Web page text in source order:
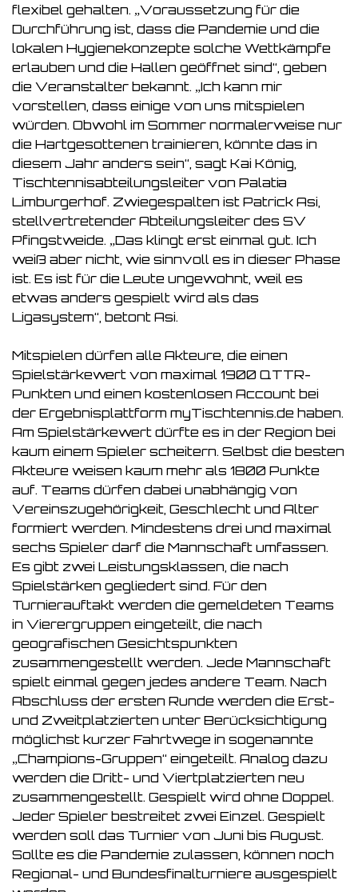
flexibel gehalten. „Voraussetzung für die
Durchführung ist, dass die Pandemie und die
lokalen Hygienekonzepte solche Wettkämpfe
erlauben und die Hallen geöffnet sind“, geben
die Veranstalter bekannt. „Ich kann mir
vorstellen, dass einige von uns mitspielen
würden. Obwohl im Sommer normalerweise nur
die Hartgesottenen trainieren, könnte das in
diesem Jahr anders sein“, sagt Kai König,
Tischtennisabteilungsleiter von Palatia
Limburgerhof. Zwiegespalten ist Patrick Asi,
stellvertretender Abteilungsleiter des SV
Pfingstweide. „Das klingt erst einmal gut. Ich
weiß aber nicht, wie sinnvoll es in dieser Phase
ist. Es ist für die Leute ungewohnt, weil es
etwas anders gespielt wird als das
Ligasystem“, betont Asi.
Mitspielen dürfen alle Akteure, die einen
Spielstärkewert von maximal 1900 QTTR-
Punkten und einen kostenlosen Account bei
der Ergebnisplattform myTischtennis.de haben.
Am Spielstärkewert dürfte es in der Region bei
kaum einem Spieler scheitern. Selbst die besten
Akteure weisen kaum mehr als 1800 Punkte
auf. Teams dürfen dabei unabhängig von
Vereinszugehörigkeit, Geschlecht und Alter
formiert werden. Mindestens drei und maximal
sechs Spieler darf die Mannschaft umfassen.
Es gibt zwei Leistungsklassen, die nach
Spielstärken gegliedert sind. Für den
Turnierauftakt werden die gemeldeten Teams
in Vierergruppen eingeteilt, die nach
geografischen Gesichtspunkten
zusammengestellt werden. Jede Mannschaft
spielt einmal gegen jedes andere Team. Nach
Abschluss der ersten Runde werden die Erst-
und Zweitplatzierten unter Berücksichtigung
möglichst kurzer Fahrtwege in sogenannte
„Champions-Gruppen“ eingeteilt. Analog dazu
werden die Dritt- und Viertplatzierten neu
zusammengestellt. Gespielt wird ohne Doppel.
Jeder Spieler bestreitet zwei Einzel. Gespielt
werden soll das Turnier von Juni bis August.
Sollte es die Pandemie zulassen, können noch
Regional- und Bundesfinalturniere ausgespielt